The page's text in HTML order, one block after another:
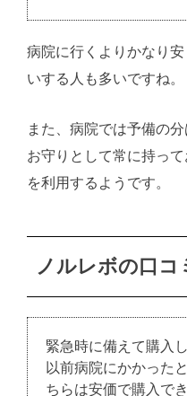
病院に行くよりかなり
いする人も多いですね。
また、病院では予備の
お守りとして常に持っ
を利用するようです。
ノルレボの口コ
緊急時に備えて購入
以前病院にかかった
ちらは安価で購入で